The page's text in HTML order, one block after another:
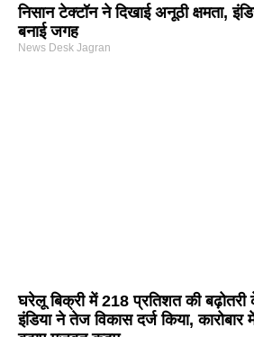
निसान टेक्टॉन ने दिखाई अनूठी क्षमता,
बनाई जगह
News Desk Jagran
घरेलू बिक्री में 218 प्रतिशत की बढ़ोतरी
इंडिया ने तेज विकास दर्ज किया,